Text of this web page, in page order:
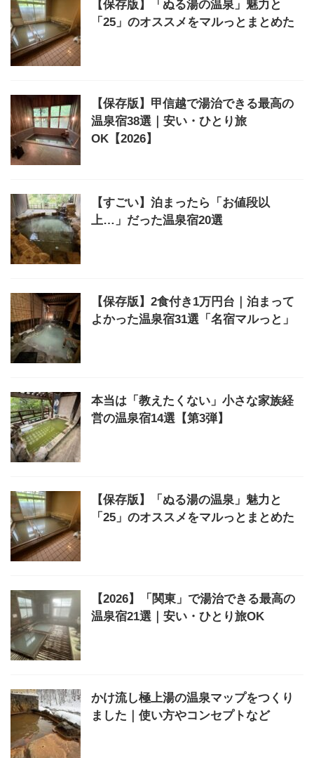
【保存版】「ぬる湯の温泉」魅力と
「25」のオススメをマルっとまとめた
【保存版】甲信越で湯治できる最高の
温泉宿38選｜安い・ひとり旅
OK【2026】
【すごい】泊まったら「お値段以
上…」だった温泉宿20選
【保存版】2食付き1万円台｜泊まって
よかった温泉宿31選「名宿マルっと」
本当は「教えたくない」小さな家族経
営の温泉宿14選【第3弾】
【保存版】「ぬる湯の温泉」魅力と
「25」のオススメをマルっとまとめた
【2026】「関東」で湯治できる最高の
温泉宿21選｜安い・ひとり旅OK
かけ流し極上湯の温泉マップをつくり
ました｜使い方やコンセプトなど